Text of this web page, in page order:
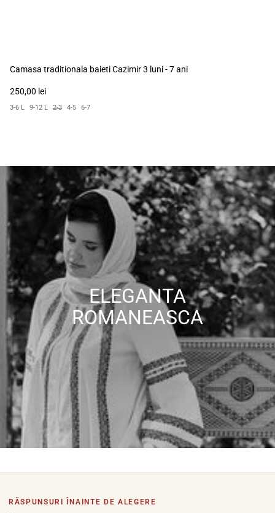
Camasa traditionala baieti Cazimir 3 luni - 7 ani
250,00 lei
3-6 L 9-12 L 2-3 4-5 6-7
ELEGANTA
ROMANEASCA
RĂSPUNSURI ÎNAINTE DE ALEGERE